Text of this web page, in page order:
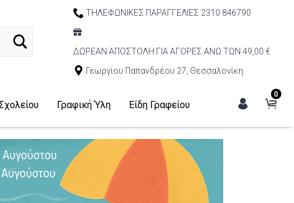
ΤΗΛΕΦΩΝΙΚΕΣ ΠΑΡΑΓΓΕΛΙΕΣ 2310 846790
ΔΩΡΕΑΝ ΑΠΟΣΤΟΛΗ ΓΙΑ ΑΓΟΡΕΣ ΑΝΩ ΤΩΝ 49,00 €
Γεωργίου Παπανδρέου 27, Θεσσαλονίκη
0
Γραφική Ύλη Είδη Γραφείου